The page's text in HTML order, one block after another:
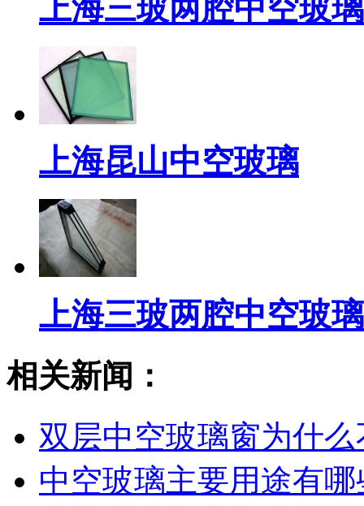
上海三玻两腔中空玻璃
上海昆山中空玻璃
上海三玻两腔中空玻璃
相关新闻：
双层中空玻璃窗为什
中空玻璃主要用途有哪